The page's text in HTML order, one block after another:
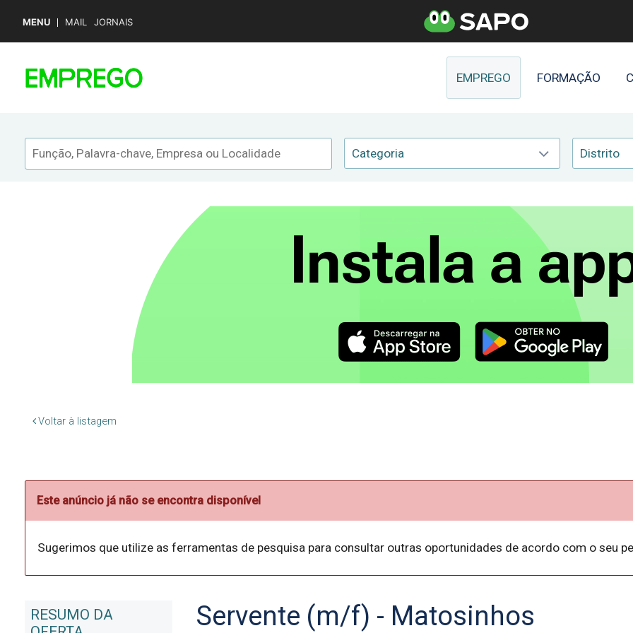
MENU MAIL JORNAIS
EMPREGO FORMAÇÃO
Categoria Distrito
Voltar à listagem
Este anúncio já não se encontra disponível
Sugerimos que utilize as ferramentas de pesquisa para consultar outras oportunidades de acordo com o seu
RESUMO DA
Servente (m/f) - Matosinhos